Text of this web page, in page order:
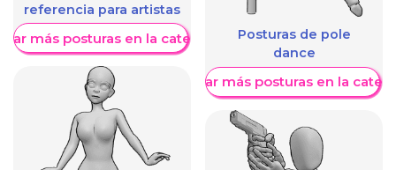
referencia para artistas
más posturas en la categoría
Posturas de pole
dance
Mostrar más posturas en la